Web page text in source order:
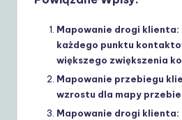
Mapowanie drogi
każdego punktu
większego zwiększenia
Mapowanie przebiegu
wzrostu dla mapy
Mapowanie drogi